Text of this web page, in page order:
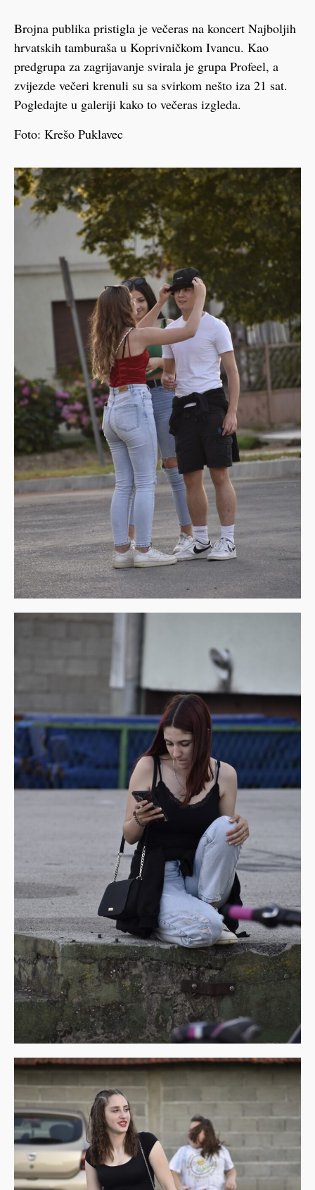
Brojna publika pristigla je večeras na koncert Najboljih
hrvatskih tamburaša u Koprivničkom Ivancu. Kao
predgrupa za zagrijavanje svirala je grupa Profeel, a
zvijezde večeri krenuli su sa svirkom nešto iza 21 sat.
Pogledajte u galeriji kako to večeras izgleda.
Foto: Krešo Puklavec